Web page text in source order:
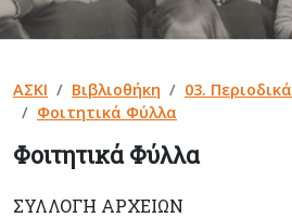
ΑΣΚΙ Βιβλιοθήκη 03. Περιοδικά
Φοιτητικά Φύλλα
Φοιτητικά Φύλλα
ΣΥΛΛΟΓΉ ΑΡΧΕΊΩΝ